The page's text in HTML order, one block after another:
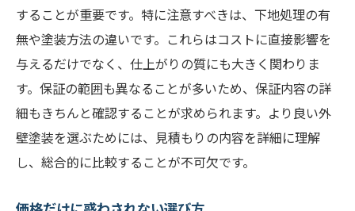
することが重要です。特に注意すべきは、下地処理の有
無や塗装方法の違いです。これらはコストに直接影響を
与えるだけでなく、仕上がりの質にも大きく関わりま
す。保証の範囲も異なることが多いため、保証内容の詳
細もきちんと確認することが求められます。より良い外
壁塗装を選ぶためには、見積もりの内容を詳細に理解
し、総合的に比較することが不可欠です。